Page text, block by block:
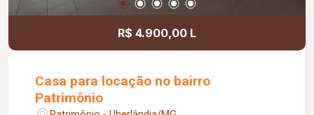
R$ 4.900,00 L
Casa para locação no bairro
Patrimônio